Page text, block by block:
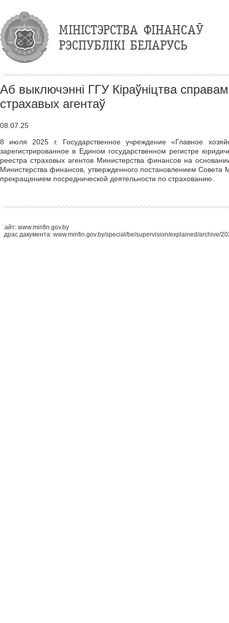
Аб выключэнні ГГУ Кiраўнiцтва
страхавых агентаў
08.07.25
8 июля 2025 г. Государственное учреждение «Главное
зарегистрированное в Едином государственном регистре
реестра страховых агентов Министерства финансов на
Министерства финансов, утвержденного постановлением
прекращением посреднической деятельности по страхованию.
Сайт: www.minfin.gov.by
Адрас дакумента: www.minfin.gov.by/special/be/supervision/explained/archive/